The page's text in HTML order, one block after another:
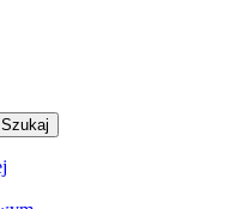
Szukaj